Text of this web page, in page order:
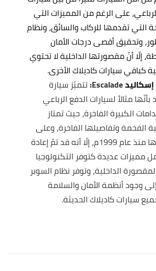
على الرغم من المميزات التي
التي تقدمها للركاب والسائق، ونظام
وتحقيق أقصى درجات الأمان
إلّا أنّ مقصورتها الداخلية لا تحتوي
كباقي سيارات كاديلاك الأخرى.
Escalade: تتميّز سيارة
مثالاً لسيارات الدفع الرباعي
الكبيرة الفاخرة، حيث تمتاز
الفخمة وتفاصيلها الفاخرة، وعلى
الرغم من وجودها منذ عام 1999م، إلّا أنه قد تمّ إعادة
عديدة كتوفر التكنولوجيا
الداخلية، وتوفر نظام السوبر
وجود أنظمة الأمان والسلامة
سيارات كاديلاك الحديثة.